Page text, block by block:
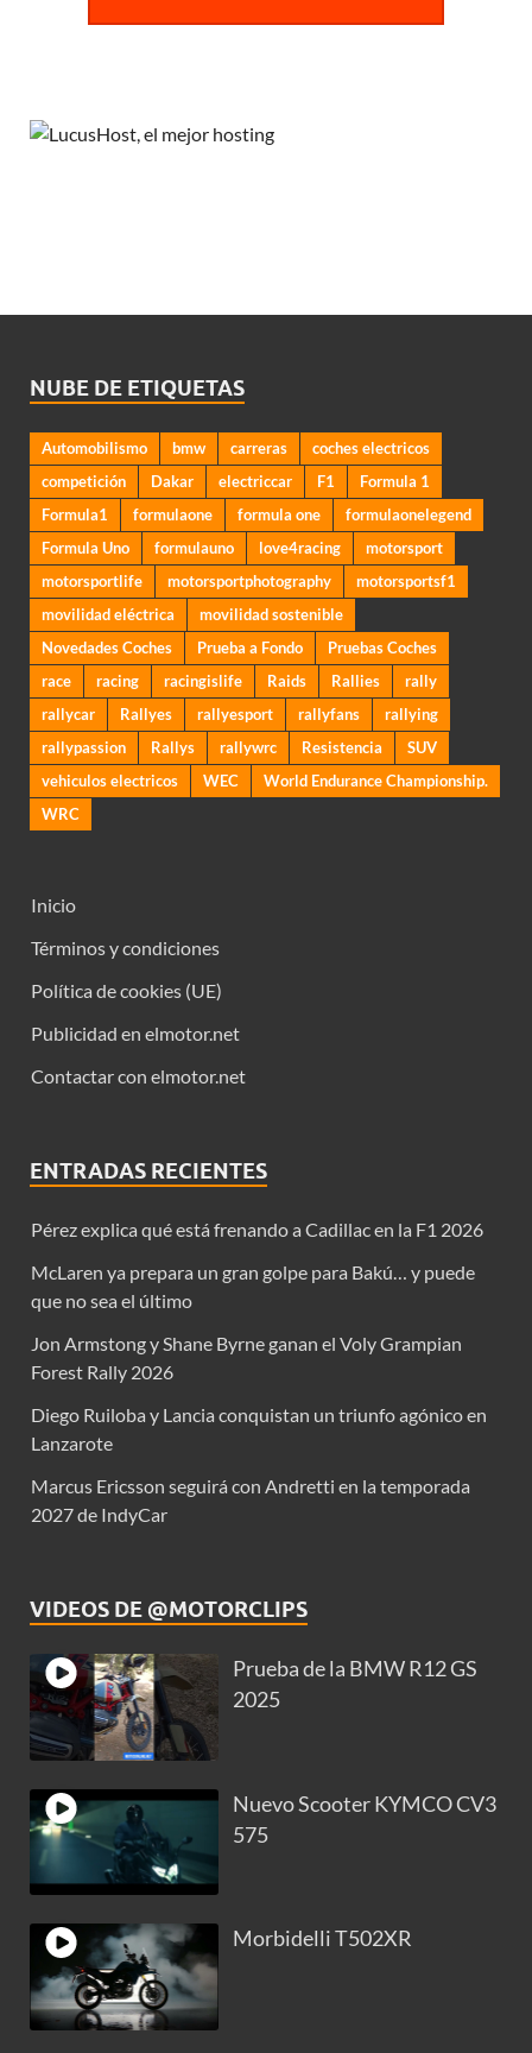
NUBE DE ETIQUETAS
Automobilismo bmw carreras
coches electricos
competición
Dakar electriccar F1
Formula 1
Formula1
formulaone formula one
formulaonelegend
Formula Uno
formulauno love4racing
motorsport
motorsportlife
motorsportphotography
motorsportsf1
movilidad eléctrica
movilidad sostenible
Novedades Coches
Prueba a Fondo
Pruebas Coches
race
racing racingislife Raids Rallies
rally
rallycar
Rallyes rallyesport rallyfans
rallying
rallypassion
Rallys rallywrc Resistencia
SUV
vehiculos electricos
WEC
World Endurance Championship.
WRC
Inicio
Términos y condiciones
Política de cookies (UE)
Publicidad en elmotor.net
Contactar con elmotor.net
ENTRADAS RECIENTES
Pérez explica qué está frenando a Cadillac en la F1 2026
McLaren ya prepara un gran golpe para Bakú… y puede
que no sea el último
Jon Armstong y Shane Byrne ganan el Voly Grampian
Forest Rally 2026
Diego Ruiloba y Lancia conquistan un triunfo agónico en
Lanzarote
Marcus Ericsson seguirá con Andretti en la temporada
2027 de IndyCar
VIDEOS DE @MOTORCLIPS
Prueba de la BMW R12 GS
2025
Nuevo Scooter KYMCO CV3
575
Morbidelli T502XR